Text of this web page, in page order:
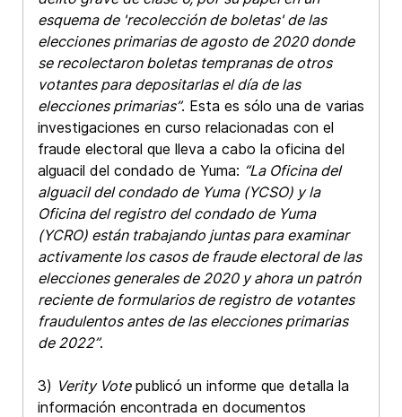
esquema de 'recolección de boletas' de las
elecciones primarias de agosto de 2020 donde
se recolectaron boletas tempranas de otros
votantes para depositarlas el día de las
elecciones primarias”. Esta es sólo una de varias
investigaciones en curso relacionadas con el
fraude electoral que lleva a cabo la oficina del
alguacil del condado de Yuma: “La Oficina del
alguacil del condado de Yuma (YCSO) y la
Oficina del registro del condado de Yuma
(YCRO) están trabajando juntas para examinar
activamente los casos de fraude electoral de las
elecciones generales de 2020 y ahora un patrón
reciente de formularios de registro de votantes
fraudulentos antes de las elecciones primarias
de 2022”.
3) Verity Votepublicó un informe que detalla la
información encontrada en documentos